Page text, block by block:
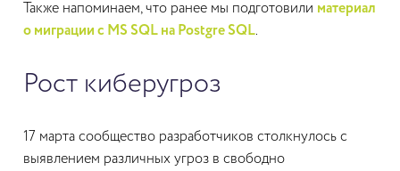
Также напоминаем, что ранее мы подготовили материал
о миграции с MS SQL на Postgre SQL.
Рост киберугроз
17 марта сообщество разработчиков столкнулось с
выявлением различных угроз в свободно